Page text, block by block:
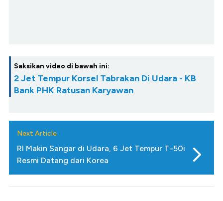
Saksikan video di bawah ini:
2 Jet Tempur Korsel Tabrakan Di Udara - KB
Bank PHK Ratusan Karyawan
Next Article
RI Makin Sangar di Udara, 6 Jet Tempur T-50i
Resmi Datang dari Korea